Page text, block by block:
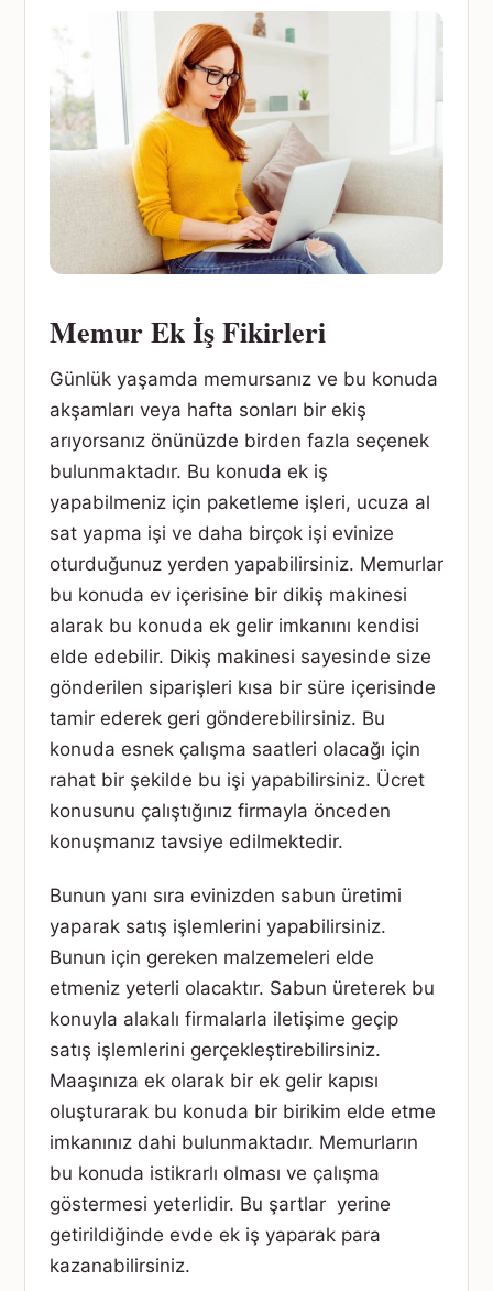
Memur Ek İş Fikirleri
Günlük yaşamda memursanız ve bu konuda
akşamları veya hafta sonları bir ekiş
arıyorsanız önünüzde birden fazla seçenek
bulunmaktadır. Bu konuda ek iş
yapabilmeniz için paketleme işleri, ucuza al
sat yapma işi ve daha birçok işi evinize
oturduğunuz yerden yapabilirsiniz. Memurlar
bu konuda ev içerisine bir dikiş makinesi
alarak bu konuda ek gelir imkanını kendisi
elde edebilir. Dikiş makinesi sayesinde size
gönderilen siparişleri kısa bir süre içerisinde
tamir ederek geri gönderebilirsiniz. Bu
konuda esnek çalışma saatleri olacağı için
rahat bir şekilde bu işi yapabilirsiniz. Ücret
konusunu çalıştığınız firmayla önceden
konuşmanız tavsiye edilmektedir.
Bunun yanı sıra evinizden sabun üretimi
yaparak satış işlemlerini yapabilirsiniz.
Bunun için gereken malzemeleri elde
etmeniz yeterli olacaktır. Sabun üreterek bu
konuyla alakalı firmalarla iletişime geçip
satış işlemlerini gerçekleştirebilirsiniz.
Maaşınıza ek olarak bir ek gelir kapısı
oluşturarak bu konuda bir birikim elde etme
imkanınız dahi bulunmaktadır. Memurların
bu konuda istikrarlı olması ve çalışma
göstermesi yeterlidir. Bu şartlar yerine
getirildiğinde evde ek iş yaparak para
kazanabilirsiniz.